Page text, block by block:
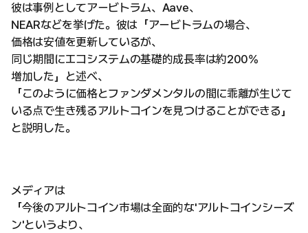
彼は事例としてアービトラム、Aave、
NEARなどを挙げた。彼は「アービトラムの場合、
価格は安値を更新しているが、
同じ期間にエコシステムの基礎的成長率は約200%
増加した」と述べ、
「このように価格とファンダメンタルの間に乖離が生じて
いる点で生き残るアルトコインを見つけることができる」
と説明した。
メディアは
「今後のアルトコイン市場は全面的な'アルトコインシーズ
ン'というより、